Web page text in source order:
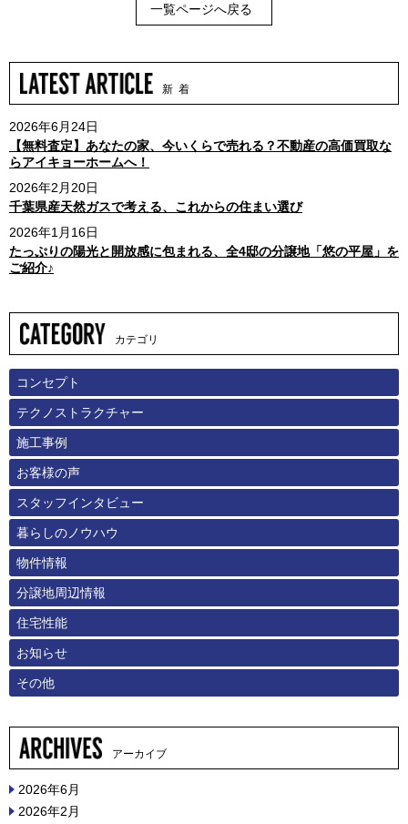
一覧ページへ戻る
新 着
2026年6月24日
【無料査定】あなたの家、今いくらで売れる？不動産の高価買取な
らアイキョーホームへ！
2026年2月20日
千葉県産天然ガスで考える、これからの住まい選び
2026年1月16日
たっぷりの陽光と開放感に包まれる、全4邸の分譲地「悠の平屋」を
ご紹介♪
カテゴリ
コンセプト
テクノストラクチャー
施工事例
お客様の声
スタッフインタビュー
暮らしのノウハウ
物件情報
分譲地周辺情報
住宅性能
お知らせ
その他
アーカイブ
2026年6月
2026年2月